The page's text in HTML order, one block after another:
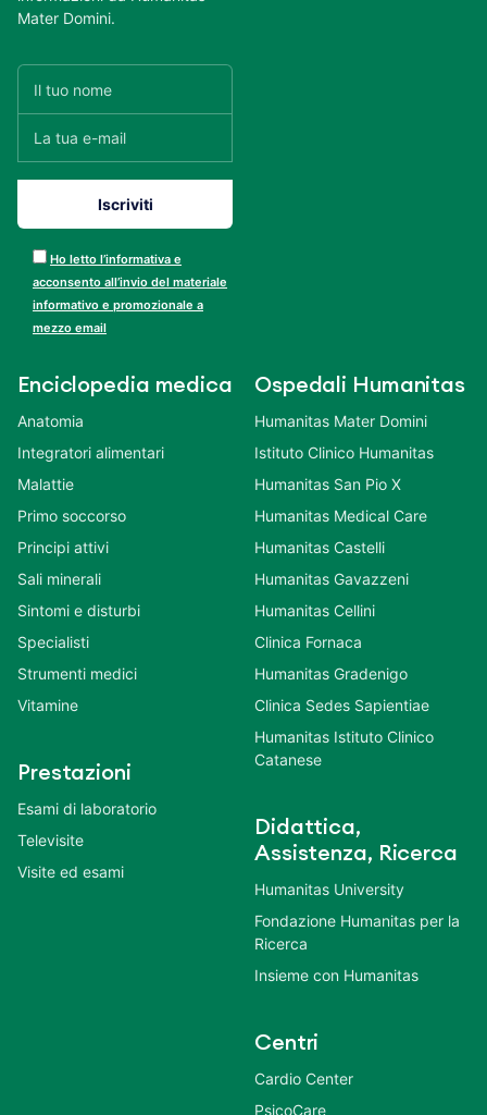
Mater Domini.
Ho letto l’informativa e
acconsento all’invio del materiale
informativo e promozionale a
mezzo email
Enciclopedia medica
Anatomia
Integratori alimentari
Malattie
Primo soccorso
Principi attivi
Sali minerali
Sintomi e disturbi
Specialisti
Strumenti medici
Vitamine
Prestazioni
Esami di laboratorio
Televisite
Visite ed esami
Ospedali Humanitas
Humanitas Mater Domini
Istituto Clinico Humanitas
Humanitas San Pio X
Humanitas Medical Care
Humanitas Castelli
Humanitas Gavazzeni
Humanitas Cellini
Clinica Fornaca
Humanitas Gradenigo
Clinica Sedes Sapientiae
Humanitas Istituto Clinico
Catanese
Didattica,
Assistenza, Ricerca
Humanitas University
Fondazione Humanitas per la
Ricerca
Insieme con Humanitas
Centri
Cardio Center
PsicoCare